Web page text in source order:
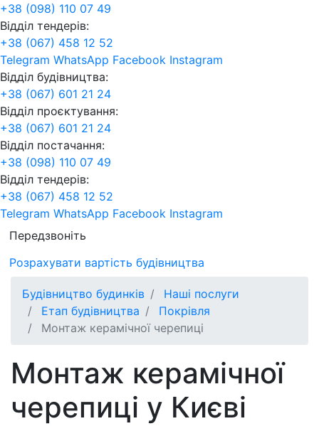
+38 (098) 110 07 49
Відділ тендерів:
+38 (067) 458 12 52
Telegram WhatsApp Facebook Instagram
Відділ будівництва:
+38 (067) 601 21 24
Відділ проєктування:
+38 (067) 601 21 24
Відділ постачання:
+38 (098) 110 07 49
Відділ тендерів:
+38 (067) 458 12 52
Telegram WhatsApp Facebook Instagram
Передзвоніть
Розрахувати вартість будівництва
Будівництво будинків
Наші послуги
Етап будівництва
Покрівля
Монтаж керамічної черепиці
Монтаж керамічної
черепиці у Києві